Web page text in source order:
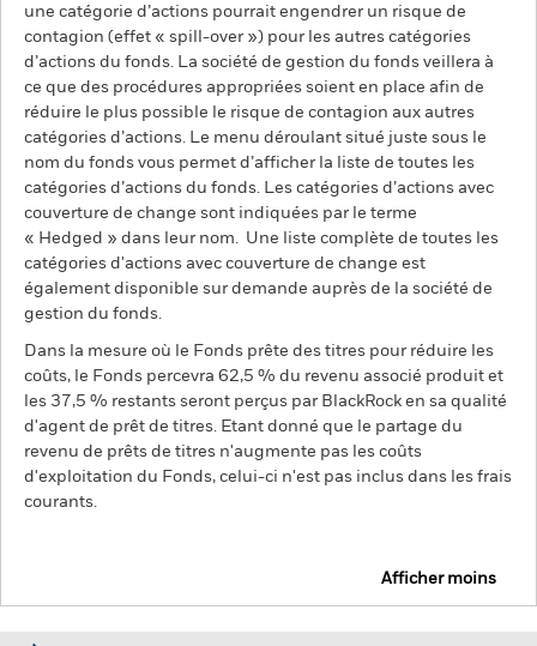
une catégorie d’actions pourrait engendrer un risque de
contagion (effet « spill-over ») pour les autres catégories
d’actions du fonds. La société de gestion du fonds veillera à
ce que des procédures appropriées soient en place afin de
réduire le plus possible le risque de contagion aux autres
catégories d’actions. Le menu déroulant situé juste sous le
nom du fonds vous permet d’afficher la liste de toutes les
catégories d’actions du fonds. Les catégories d’actions avec
couverture de change sont indiquées par le terme
« Hedged » dans leur nom. Une liste complète de toutes les
catégories d'actions avec couverture de change est
également disponible sur demande auprès de la société de
gestion du fonds.
Dans la mesure où le Fonds prête des titres pour réduire les
coûts, le Fonds percevra 62,5 % du revenu associé produit et
les 37,5 % restants seront perçus par BlackRock en sa qualité
d'agent de prêt de titres. Etant donné que le partage du
revenu de prêts de titres n'augmente pas les coûts
d'exploitation du Fonds, celui-ci n'est pas inclus dans les frais
courants.
Afficher moins